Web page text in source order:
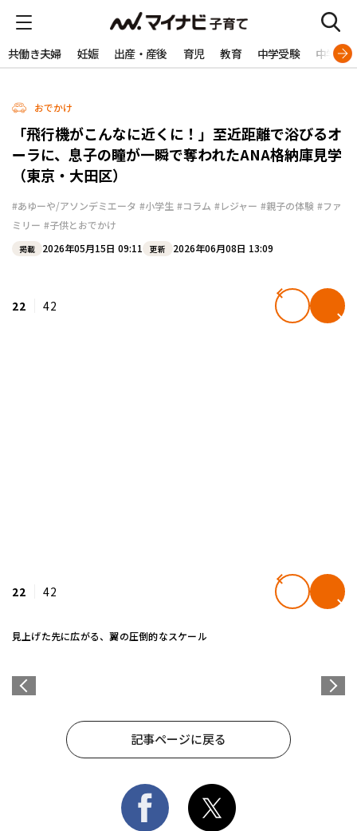
共働き夫婦 妊娠 出産・産後 育児 教育 中学受験 中学生
おでかけ
「飛行機がこんなに近くに！」至近距離で浴びるオ
ーラに、息子の瞳が一瞬で奪われたANA格納庫見学
（東京・大田区）
#あゆーや/アソンデミエータ #小学生 #コラム #レジャー #親子の体験 #ファ
ミリー #子供とおでかけ
掲載 2026年05月15日 09:11 更新 2026年06月08日 13:09
22 42
22 42
見上げた先に広がる、翼の圧倒的なスケール
記事ページに戻る